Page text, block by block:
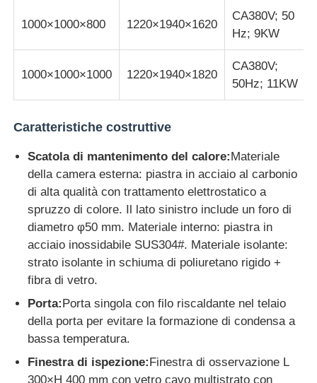
1000×1000×800 1220×1940×1620
CA380V; 50
Hz; 9KW
1000×1000×1000 1220×1940×1820
CA380V;
50Hz; 11KW
Caratteristiche costruttive
Scatola di mantenimento del calore:Materiale
della camera esterna: piastra in acciaio al carbonio
di alta qualità con trattamento elettrostatico a
spruzzo di colore. Il lato sinistro include un foro di
diametro φ50 mm. Materiale interno: piastra in
acciaio inossidabile SUS304#. Materiale isolante:
strato isolante in schiuma di poliuretano rigido +
fibra di vetro.
Porta:Porta singola con filo riscaldante nel telaio
della porta per evitare la formazione di condensa a
bassa temperatura.
Finestra di ispezione:Finestra di osservazione L
300×H 400 mm con vetro cavo multistrato con